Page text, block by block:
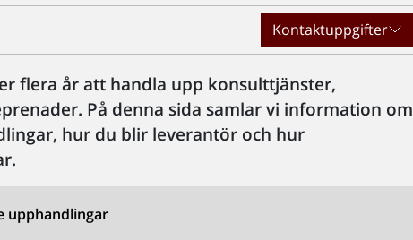
Kontaktuppgifter
flera år att handla upp konsulttjänster,
På denna sida samlar vi information om
hur du blir leverantör och hur
upphandlingar